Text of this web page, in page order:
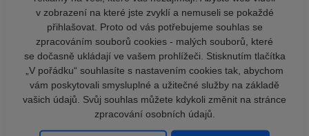
v zobrazení na které jste zvyklí a nemuseli se pokaždé
přihlašovat. Proto od vás potřebujeme souhlas se
zpracováním souborů cookies - malých souborů, které
se dočasně ukládají ve vašem prohlížeči. Stisknutím tlačítka
„V pořádku“ souhlasíte s nastavením cookies tak, abychom
vám poskytovali smysluplné a užitečné služby na základě
vašich údajů. Svůj souhlas můžete kdykoli změnit na stránce
zpracování osobních údajů.